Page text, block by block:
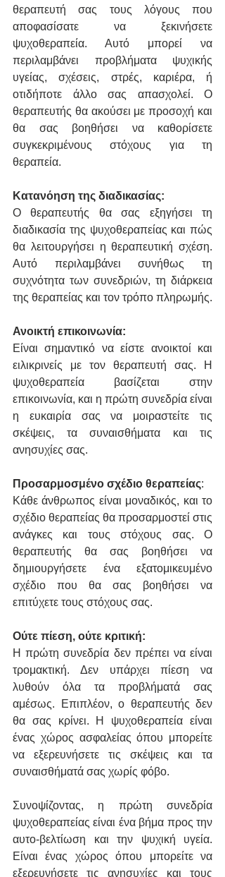
θεραπευτή σας τους λόγους που
αποφασίσατε να ξεκινήσετε
ψυχοθεραπεία. Αυτό μπορεί να
περιλαμβάνει προβλήματα ψυχικής
υγείας, σχέσεις, στρές, καριέρα, ή
οτιδήποτε άλλο σας απασχολεί. Ο
θεραπευτής θα ακούσει με προσοχή και
θα σας βοηθήσει να καθορίσετε
συγκεκριμένους στόχους για τη
θεραπεία.
Κατανόηση της διαδικασίας:
Ο θεραπευτής θα σας εξηγήσει τη
διαδικασία της ψυχοθεραπείας και πώς
θα λειτουργήσει η θεραπευτική σχέση.
Αυτό περιλαμβάνει συνήθως τη
συχνότητα των συνεδριών, τη διάρκεια
της θεραπείας και τον τρόπο πληρωμής.
Ανοικτή επικοινωνία:
Είναι σημαντικό να είστε ανοικτοί και
ειλικρινείς με τον θεραπευτή σας. Η
ψυχοθεραπεία βασίζεται στην
επικοινωνία, και η πρώτη συνεδρία είναι
η ευκαιρία σας να μοιραστείτε τις
σκέψεις, τα συναισθήματα και τις
ανησυχίες σας.
Προσαρμοσμένο σχέδιο θεραπείας:
Κάθε άνθρωπος είναι μοναδικός, και το
σχέδιο θεραπείας θα προσαρμοστεί στις
ανάγκες και τους στόχους σας. Ο
θεραπευτής θα σας βοηθήσει να
δημιουργήσετε ένα εξατομικευμένο
σχέδιο που θα σας βοηθήσει να
επιτύχετε τους στόχους σας.
Ούτε πίεση, ούτε κριτική:
Η πρώτη συνεδρία δεν πρέπει να είναι
τρομακτική. Δεν υπάρχει πίεση να
λυθούν όλα τα προβλήματά σας
αμέσως. Επιπλέον, ο θεραπευτής δεν
θα σας κρίνει. Η ψυχοθεραπεία είναι
ένας χώρος ασφαλείας όπου μπορείτε
να εξερευνήσετε τις σκέψεις και τα
συναισθήματά σας χωρίς φόβο.
Συνοψίζοντας, η πρώτη συνεδρία
ψυχοθεραπείας είναι ένα βήμα προς την
αυτο-βελτίωση και την ψυχική υγεία.
Είναι ένας χώρος όπου μπορείτε να
εξερευνήσετε τις ανησυχίες και τους